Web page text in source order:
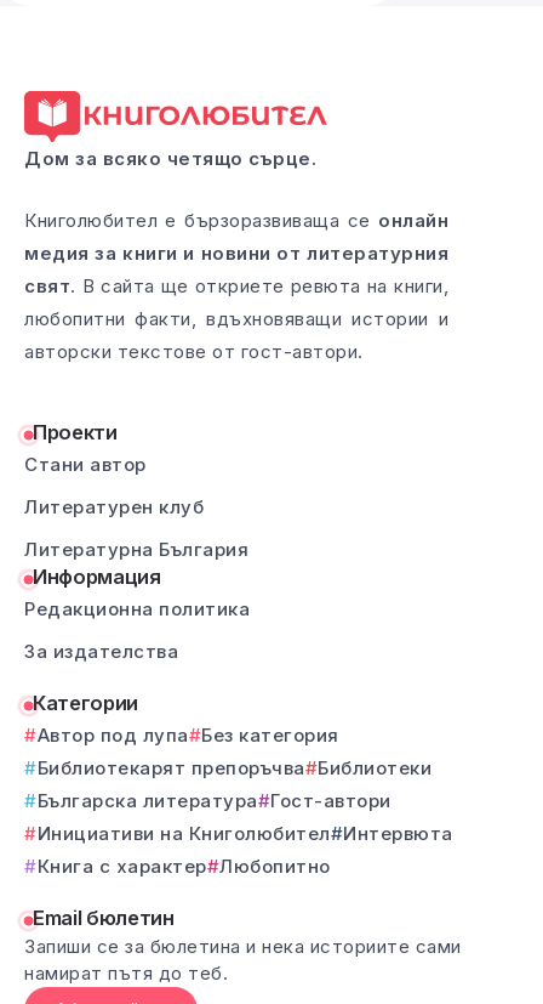
Дом за всяко четящо сърце.
Книголюбител е бързоразвиваща се онлайн
медия за книги и новини от литературния
свят. В сайта ще откриете ревюта на книги,
любопитни факти, вдъхновяващи истории и
авторски текстове от гост-автори.
Проекти
Стани автор
Литературен клуб
Литературна България
Информация
Редакционна политика
За издателства
Категории
Автор под лупа
Без категория
Библиотекарят препоръчва
Библиотеки
Българска литература
Гост-автори
Инициативи на Книголюбител
Интервюта
Книга с характер Любопитно
Email бюлетин
Запиши се за бюлетина и нека историите сами
намират пътя до теб.